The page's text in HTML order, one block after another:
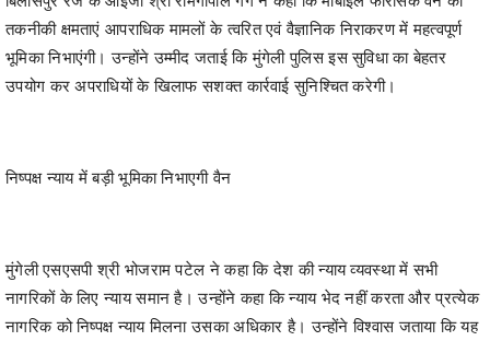
तकनीकी क्षमताएं आपराधिक मामलों के त्वरित एवं वैज्ञानिक निराकरण में महत्वपूर्ण
भूमिका निभाएंगी। उन्होंने उम्मीद जताई कि मुंगेली पुलिस इस सुविधा का बेहतर
उपयोग कर अपराधियों के खिलाफ सशक्त कार्रवाई सुनिश्चित करेगी।
निष्पक्ष न्याय में बड़ी भूमिका निभाएगी वैन
मुंगेली एसएसपी श्री भोजराम पटेल ने कहा कि देश की न्याय व्यवस्था में सभी
नागरिकों के लिए न्याय समान है। उन्होंने कहा कि न्याय भेद नहीं करता और प्रत्येक
नागरिक को निष्पक्ष न्याय मिलना उसका अधिकार है। उन्होंने विश्वास जताया कि यह